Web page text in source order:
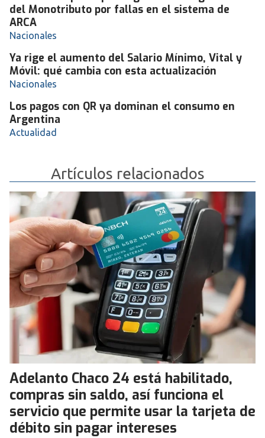
del Monotributo por fallas en el sistema de
ARCA
Nacionales
Ya rige el aumento del Salario Mínimo, Vital y
Móvil: qué cambia con esta actualización
Nacionales
Los pagos con QR ya dominan el consumo en
Argentina
Actualidad
Artículos relacionados
Adelanto Chaco 24 está habilitado,
compras sin saldo, así funciona el
servicio que permite usar la tarjeta de
débito sin pagar intereses